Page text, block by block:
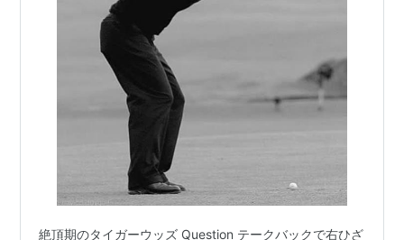
絶頂期のタイガーウッズ Question テークバックで右ひざ